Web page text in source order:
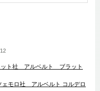
12
ト社 アルベルト ブラット
モロ社 アルベルト コルデロ